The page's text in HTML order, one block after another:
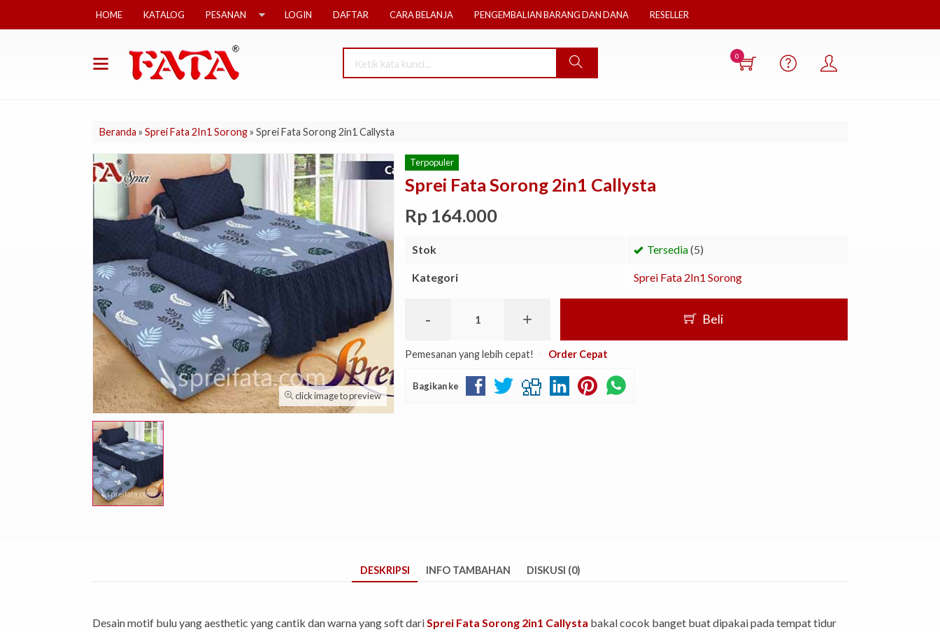
HOME KATALOG PESANAN LOGIN DAFTAR CARA BELANJA PENGEMBALIAN BARANG DAN DANA RESELLER
0
Beranda » Sprei Fata 2In1 Sorong» Sprei Fata Sorong 2in1 Callysta
click image to preview
Terpopuler
Sprei Fata Sorong 2in1 Callysta
Rp 164.000
Stok Tersedia(5)
Kategori Sprei Fata 2In1 Sorong
- + Beli
Pemesanan yang lebih cepat! Order Cepat
Bagikan ke
DESKRIPSI INFO TAMBAHAN DISKUSI (0)
Desain motif bulu yang aesthetic yang cantik dan warna yang soft dariSprei Fata Sorong 2in1 Callysta bakal cocok banget buat dipakai pada tempat tidur